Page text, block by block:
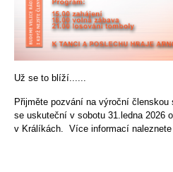
Už se to blíží......
Přijměte pozvání na výroční
se uskuteční v sobotu 31.ledna 2026
v Králíkách. Více informací